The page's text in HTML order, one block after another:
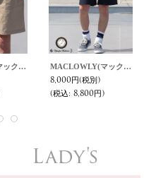
MACLOWLY(マックローリー )撥水ナイロン ベイカーイージー ショーツ【MADE IN JAPAN】『日本製』/ Upscape Audience MACLOWLY(マックローリー )撥水ナイロン ベイカーイージー ショーツ【MADE IN JAPAN】『日本製』/ Upscape Audience
8,000円(税別)
(税込: 8,800円)
Lady's